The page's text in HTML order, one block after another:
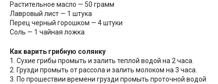
Растительное масло — 50 грамм
Лавровый лист — 1 штука
Перец черный горошком — 4 штуки
Соль — 1 чайная ложка
Как варить грибную солянку
1. Сухие грибы промыть и залить теплой водой на 2 часа.
2. Грузди промыть от рассола и залить молоком на 3 часа.
3. По прошествии времени грузди промыть проточной водой